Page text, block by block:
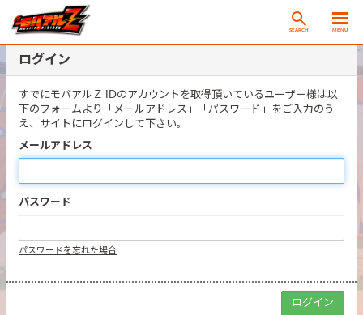
SEARCH MENU
ログイン
すでにモバアルＺ IDのアカウントを取得頂いているユーザー様は以
下のフォームより「メールアドレス」「パスワード」をご入力のう
え、サイトにログインして下さい。
メールアドレス
パスワード
パスワードを忘れた場合